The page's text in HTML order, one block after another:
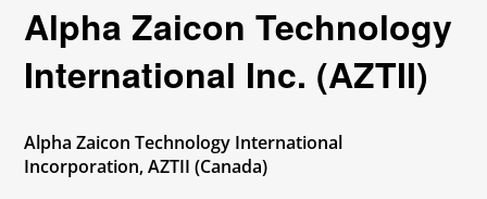
Alpha Zaicon Technology
International Inc. (AZTII)
Alpha Zaicon Technology International
Incorporation, AZTII (Canada)